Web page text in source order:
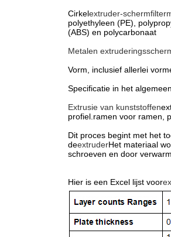
Cirkelextruder-
polyethyleen (PE),
(ABS) en polycarbonaat
Metalen
Vorm, inclusief allerlei
Specificatie in het
Extrusie van kunststoffen
profiel.ramen voor ramen,
Dit proces begint met het
deextruderHet materiaal
schroeven en door
Hier is een Excel lijst voor